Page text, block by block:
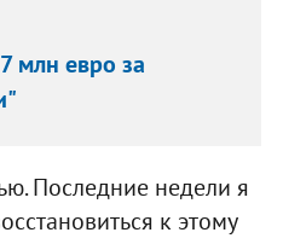
млн евро за
Последние недели я
к этому